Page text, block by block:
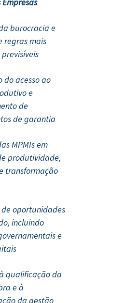
burocracia e
regras mais
do acesso ao
e
de
de garantia
MPMIs em
produtividade,
transformação
de oportunidades
incluindo
e
qualificação da
e à
da gestão